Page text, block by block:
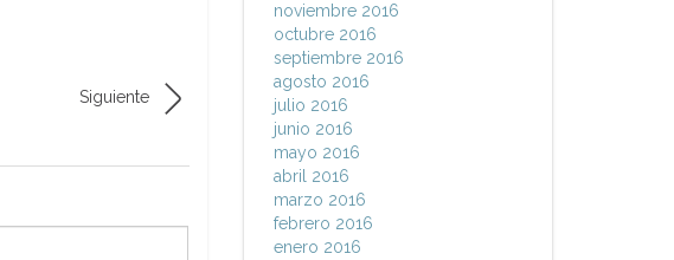
Siguiente
noviembre 2016
octubre 2016
septiembre 2016
agosto 2016
julio 2016
junio 2016
mayo 2016
abril 2016
marzo 2016
febrero 2016
enero 2016